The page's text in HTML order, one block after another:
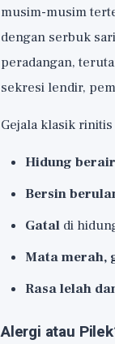
musim-musim
dengan serbuk
peradangan,
sekresi lendir,
Gejala klasik
Hidung
Bersin
Gatal di
Mata merah,
Rasa lelah
Alergi atau